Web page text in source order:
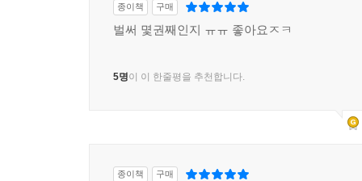
종이책 구매
벌써 몇권째인지 ㅠㅠ 좋아요ㅈㅋ
5명이 이 한줄평을 추천합니다.
종이책 구매